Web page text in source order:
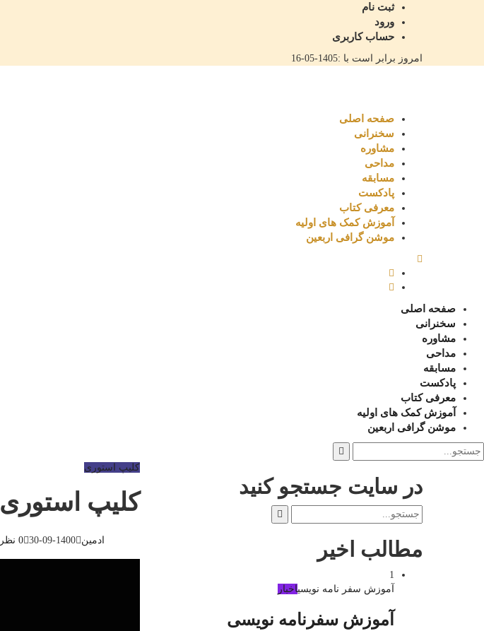
ثبت نام
ورود
حساب کاربری
امروز برابر است با :1405-05-16
صفحه اصلی
سخنرانی
مشاوره
مداحی
مسابقه
پادکست
معرفی کتاب
آموزش کمک های اولیه
موشن گرافی اربعین
صفحه اصلی
سخنرانی
مشاوره
مداحی
مسابقه
پادکست
معرفی کتاب
آموزش کمک های اولیه
موشن گرافی اربعین
کلیپ استوری
کلیپ استوری
ادمین 1400-09-30 0 نظر
در سایت جستجو کنید
مطالب اخیر
1
آموزش سفر نامه نویسیاخبار
آموزش سفرنامه نویسی